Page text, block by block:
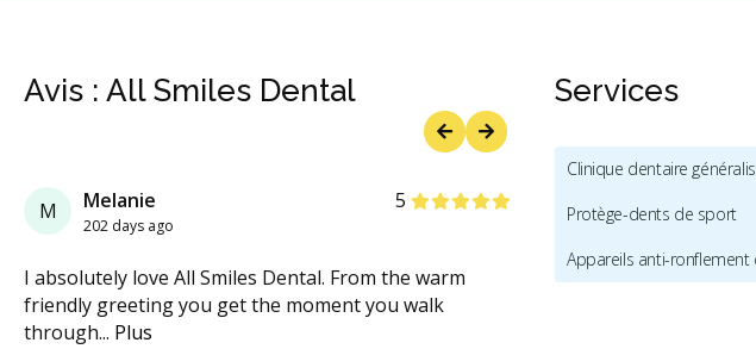
Avis : All Smiles Dental
M Melanie
202 days ago
5étoiles
I absolutely love All Smiles Dental. From the warm
friendly greeting you get the moment you walk
through... Plus
étoiles
étoiles
étoiles
étoiles
Services
Clinique dentaire
Protège-dents de sport
Appareils anti-